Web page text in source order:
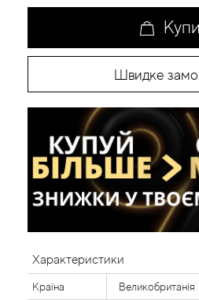
Швидке
Характеристики
Країна Великобританія